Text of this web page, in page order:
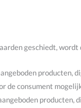
geschiedt,
producten,
de consument
producten,